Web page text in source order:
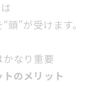
”が受けます。
なり重要
のメリット